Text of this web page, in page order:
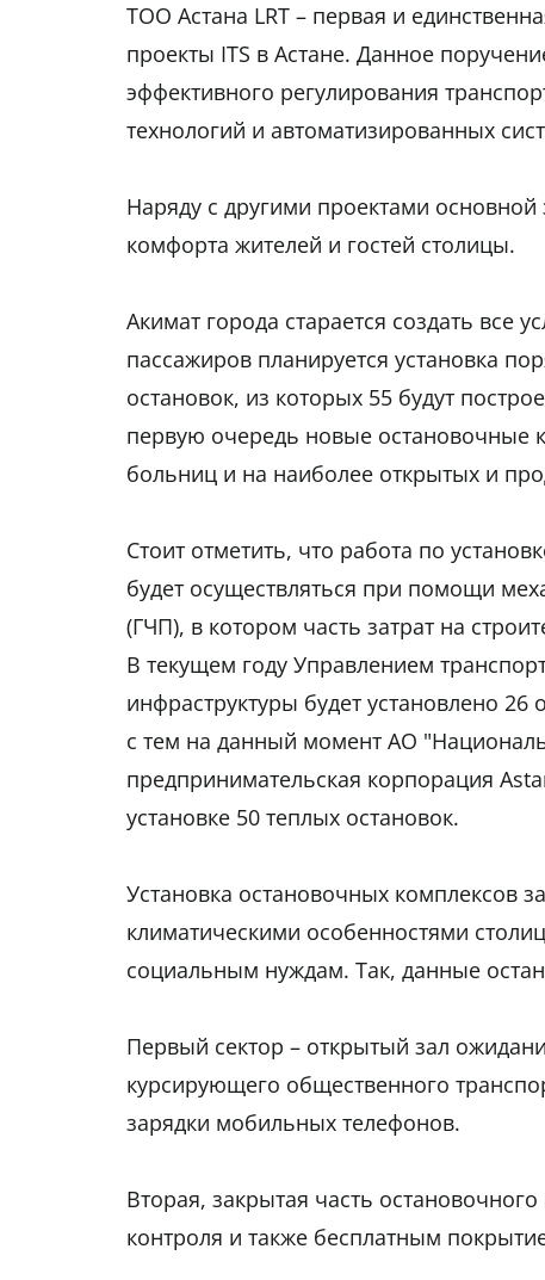
ТОО Астана LRT – первая и
проекты ITS в Астане. Данное
эффективного регулирования
технологий и автоматизированных
Наряду с другими проектами
комфорта жителей и гостей столицы.
Акимат города старается создать все
пассажиров планируется установка
остановок, из которых 55 будут
первую очередь новые остановочные
больниц и на наиболее открытых и
Стоит отметить, что работа по
будет осуществляться при помощи
(ГЧП), в котором часть затрат на
В текущем году Управлением
инфраструктуры будет установлено
с тем на данный момент АО
предпринимательская корпорация
установке 50 теплых остановок.
Установка остановочных комплексов
климатическими особенностями
социальным нуждам. Так, данные
Первый сектор – открытый зал
курсирующего общественного
зарядки мобильных телефонов.
Вторая, закрытая часть
контроля и также бесплатным